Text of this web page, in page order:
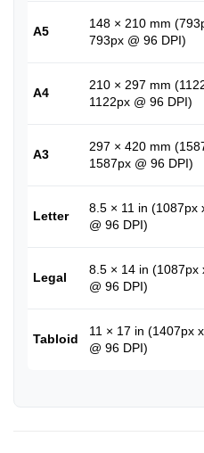
A5
148 × 210 mm
793px @ 96 DPI)
A4
210 × 297 mm
1122px @ 96 DPI)
A3
297 × 420 mm
1587px @ 96 DPI)
Letter
8.5 × 11 in (1087px
@ 96 DPI)
Legal
8.5 × 14 in (1087px
@ 96 DPI)
Tabloid
11 × 17 in (1407px
@ 96 DPI)